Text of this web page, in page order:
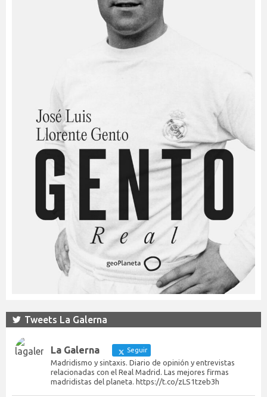
Tweets La Galerna
La Galerna Seguir
Madridismo y sintaxis. Diario de opinión y entrevistas
relacionadas con el Real Madrid. Las mejores firmas
madridistas del planeta. https://t.co/zLS1tzeb3h